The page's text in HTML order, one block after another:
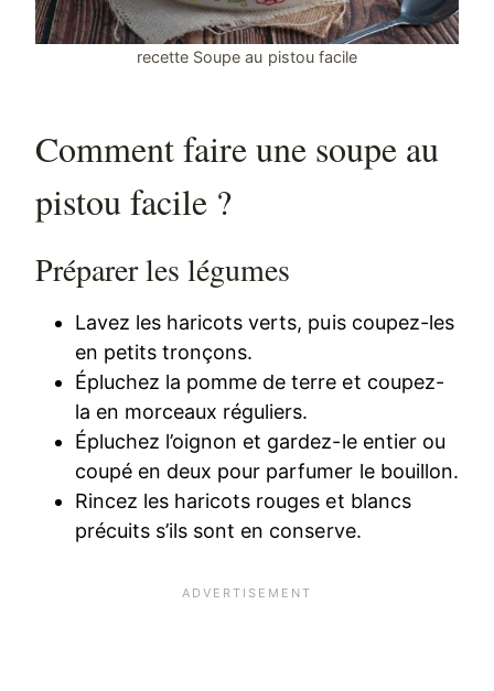
recette Soupe au pistou facile
Comment faire une soupe au
pistou facile ?
Préparer les légumes
Lavez les haricots verts, puis coupez-les
en petits tronçons.
Épluchez la pomme de terre et coupez-
la en morceaux réguliers.
Épluchez l’oignon et gardez-le entier ou
coupé en deux pour parfumer le bouillon.
Rincez les haricots rouges et blancs
précuits s’ils sont en conserve.